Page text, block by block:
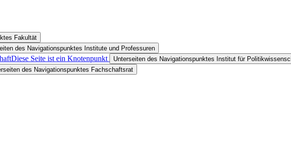
Fakultät
des Navigationspunktes Institute und Professuren
Diese Seite ist ein Knotenpunkt Unterseiten des Navigationspunktes Institut für
des Navigationspunktes Fachschaftsrat